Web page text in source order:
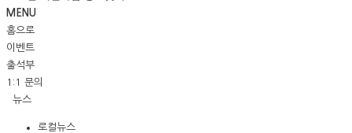
MENU
홈으로
이벤트
출석부
1:1 문의
뉴스
로컬뉴스